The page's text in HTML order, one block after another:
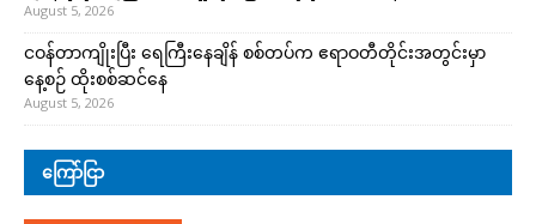
August 5, 2026
ငဝန်တာကျိုးပြီး ရေကြီးနေချိန် စစ်တပ်က ဧရာဝတီတိုင်းအတွင်းမှာ
နေ့စဉ် ထိုးစစ်ဆင်နေ
August 5, 2026
ကြော်ငြာ